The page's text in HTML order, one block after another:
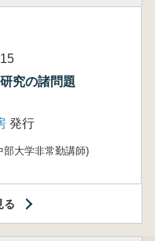
究の諸問題
発行
部大学非常勤講師)
る